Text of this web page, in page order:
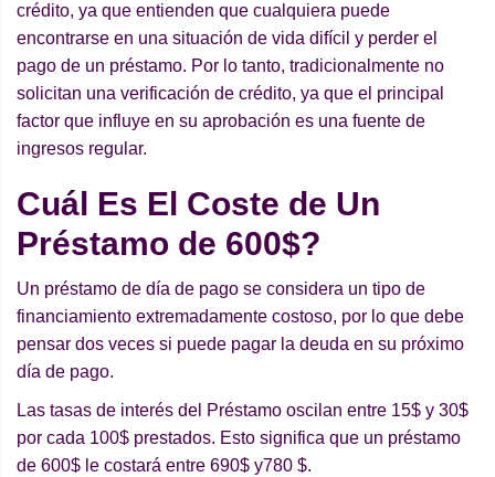
crédito, ya que entienden que cualquiera puede
encontrarse en una situación de vida difícil y perder el
pago de un préstamo. Por lo tanto, tradicionalmente no
solicitan una verificación de crédito, ya que el principal
factor que influye en su aprobación es una fuente de
ingresos regular.
Cuá l Es El Coste de Un
Préstamo de 600$?
Un préstamo de día de pago se considera un tipo de
financiamiento extremadamente costoso, por lo que debe
pensar dos veces si puede pagar la deuda en su próximo
día de pago.
Las tasas de interés del Préstamo oscilan entre 15$ y 30$
por cada 100$ prestados. Esto significa que un préstamo
de 600$ le costará entre 690$ y780 $.